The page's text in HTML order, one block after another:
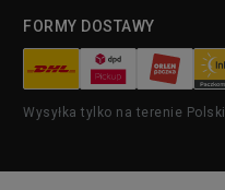
FORMY DOSTAWY
Wysyłka tylko na terenie Polski